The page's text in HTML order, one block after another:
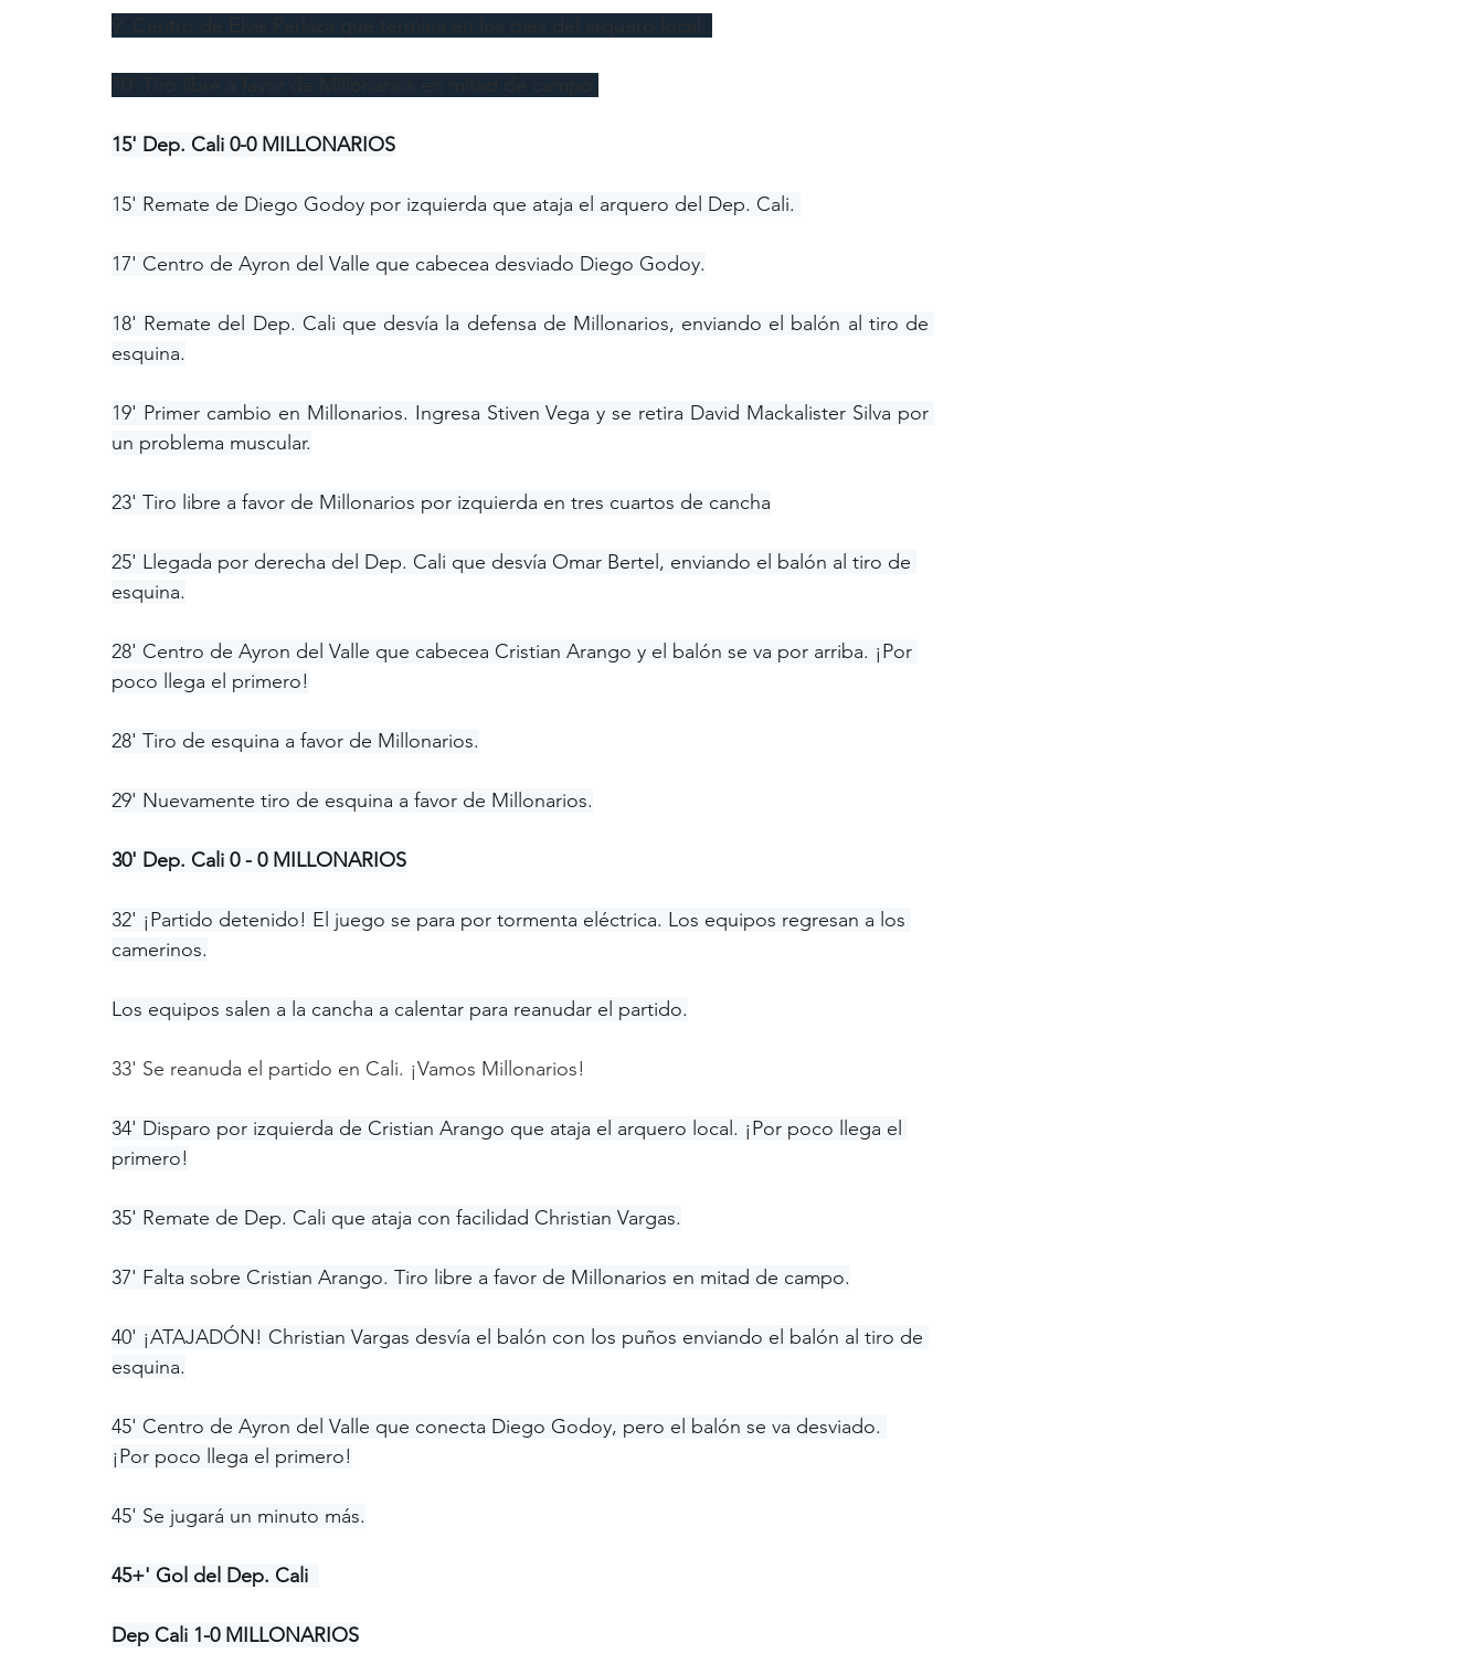
15' Dep. Cali 0-0 MILLONARIOS
15' Remate de Diego Godoy por izquierda que ataja el arquero del Dep. Cali.
17' Centro de Ayron del Valle que cabecea desviado Diego Godoy.
18' Remate del Dep. Cali que desvía la defensa de Millonarios, enviando el balón al tiro de
esquina.
19' Primer cambio en Millonarios. Ingresa Stiven Vega y se retira David Mackalister Silva por
un problema muscular.
23' Tiro libre a favor de Millonarios por izquierda en tres cuartos de cancha
25' Llegada por derecha del Dep. Cali que desvía Omar Bertel, enviando el balón al tiro de
esquina.
28' Centro de Ayron del Valle que cabecea Cristian Arango y el balón se va por arriba. ¡Por
poco llega el primero!
28' Tiro de esquina a favor de Millonarios.
29' Nuevamente tiro de esquina a favor de Millonarios.
30' Dep. Cali 0 - 0 MILLONARIOS
32' ¡Partido detenido! El juego se para por tormenta eléctrica. Los equipos regresan a los
camerinos.
Los equipos salen a la cancha a calentar para reanudar el partido.
33' Se reanuda el partido en Cali. ¡Vamos Millonarios!
34' Disparo por izquierda de Cristian Arango que ataja el arquero local. ¡Por poco llega el
primero!
35' Remate de Dep. Cali que ataja con facilidad Christian Vargas.
37' Falta sobre Cristian Arango. Tiro libre a favor de Millonarios en mitad de campo.
40' ¡ATAJADÓN! Christian Vargas desvía el balón con los puños enviando el balón al tiro de
esquina.
45' Centro de Ayron del Valle que conecta Diego Godoy, pero el balón se va desviado.
¡Por poco llega el primero!
45' Se jugará un minuto más.
45+' Gol del Dep. Cali
Dep Cali 1-0 MILLONARIOS